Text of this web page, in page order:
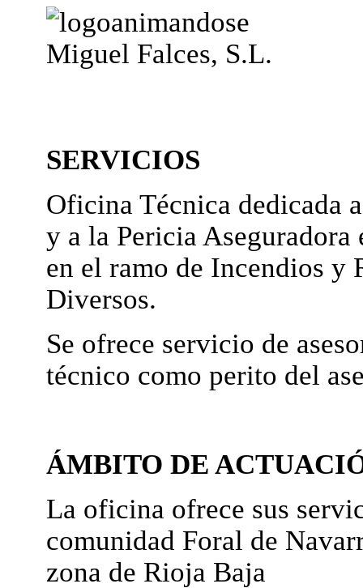
Miguel Falces, S.L.
SERVICIOS
Oficina Técnica dedicada
y a la Pericia Aseguradora
en el ramo de Incendios y
Diversos.
Se ofrece servicio de
técnico como perito del
ÁMBITO DE
La oficina ofrece sus
comunidad Foral de
zona de Rioja Baja